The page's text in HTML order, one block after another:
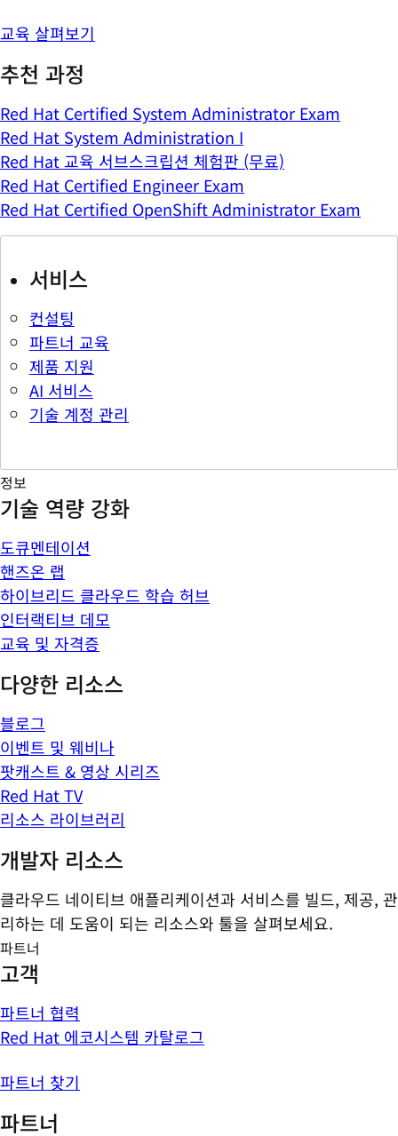
교육 살펴보기
추천 과정
Red Hat Certified System Administrator Exam
Red Hat System Administration I
Red Hat 교육 서브스크립션 체험판 (무료)
Red Hat Certified Engineer Exam
Red Hat Certified OpenShift Administrator Exam
서비스
컨설팅
파트너 교육
제품 지원
AI 서비스
기술 계정 관리
정보
기술 역량 강화
도큐멘테이션
핸즈온 랩
하이브리드 클라우드 학습 허브
인터랙티브 데모
교육 및 자격증
다양한 리소스
블로그
이벤트 및 웨비나
팟캐스트 & 영상 시리즈
Red Hat TV
리소스 라이브러리
개발자 리소스
클라우드 네이티브 애플리케이션과 서비스를 빌드, 제공, 관
리하는 데 도움이 되는 리소스와 툴을 살펴보세요.
파트너
고객
파트너 협력
Red Hat 에코시스템 카탈로그
파트너 찾기
파트너